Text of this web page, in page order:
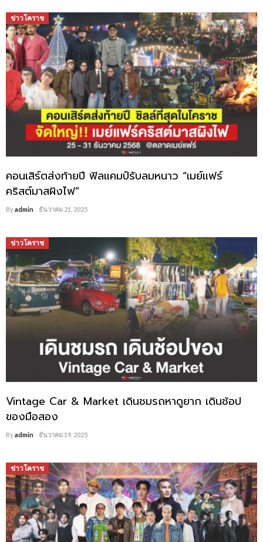
ข่าวโคราช
คอนเสิร์ตส่งท้ายปี ฟิลแคมป์รับลมหนาว “เมย์แฟร์
คริสต์มาสผิงไฟ”
Byadmin ธันวาคม 21, 2025
ข่าวโคราช
Vintage Car & Market เดินชมรถหาดูยาก เดินช้อป
ของมือสอง
Byadmin ธันวาคม 19, 2025
ข่าวโคราช